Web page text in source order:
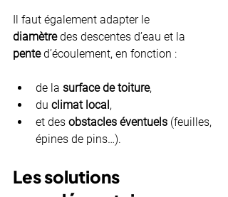
Il faut également adapter le
diamètre des descentes d’eau et la
pente d’écoulement, en fonction :
de la surface de toiture,
du climat local ,
et des obstacles éventuels (feuilles,
épines de pins…).
Les solutions